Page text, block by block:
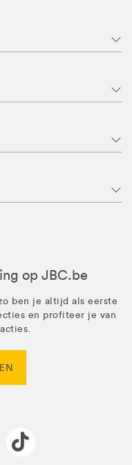
op JBC.be
ben je altijd als eerste
en profiteer je van